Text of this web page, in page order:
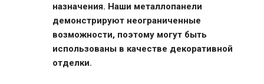
назначения. Наши металлопанели
демонстрируют неограниченные
возможности, поэтому могут быть
использованы в качестве декоративной
отделки.